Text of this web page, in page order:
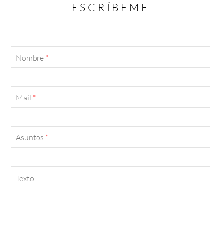
ESCRÍBEME
Nombre *
Mail *
Asuntos *
Texto